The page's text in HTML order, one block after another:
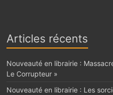
Articles récents
Nouveauté en librairie :
Le Corrupteur »
Nouveauté en librairie : Les